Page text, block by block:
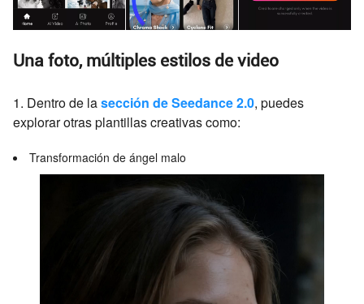
Una foto, múltiples estilos de video
1. Dentro de lasección de Seedance 2.0, puedes
explorar otras plantillas creativas como:
Transformación de ángel malo